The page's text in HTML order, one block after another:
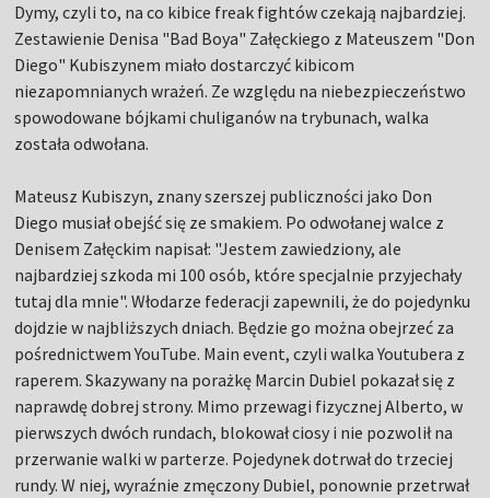
Dymy, czyli to, na co kibice freak fightów czekają najbardziej.
Zestawienie Denisa "Bad Boya" Załęckiego z Mateuszem "Don
Diego" Kubiszynem miało dostarczyć kibicom
niezapomnianych wrażeń. Ze względu na niebezpieczeństwo
spowodowane bójkami chuliganów na trybunach, walka
została odwołana.
Mateusz Kubiszyn, znany szerszej publiczności jako Don
Diego musiał obejść się ze smakiem. Po odwołanej walce z
Denisem Załęckim napisał: "Jestem zawiedziony, ale
najbardziej szkoda mi 100 osób, które specjalnie przyjechały
tutaj dla mnie". Włodarze federacji zapewnili, że do pojedynku
dojdzie w najbliższych dniach. Będzie go można obejrzeć za
pośrednictwem YouTube. Main event, czyli walka Youtubera z
raperem. Skazywany na porażkę Marcin Dubiel pokazał się z
naprawdę dobrej strony. Mimo przewagi fizycznej Alberto, w
pierwszych dwóch rundach, blokował ciosy i nie pozwolił na
przerwanie walki w parterze. Pojedynek dotrwał do trzeciej
rundy. W niej, wyraźnie zmęczony Dubiel, ponownie przetrwał